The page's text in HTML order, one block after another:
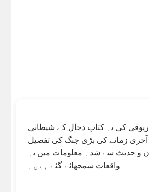
کی یہ کتاب دجال کے شیطانی
آخری زمانے کی بڑی جنگ کی تفصیل
و حدیث سے شدہ معلومات میں یہ
واقعات سمجھائے گئے ہیں۔